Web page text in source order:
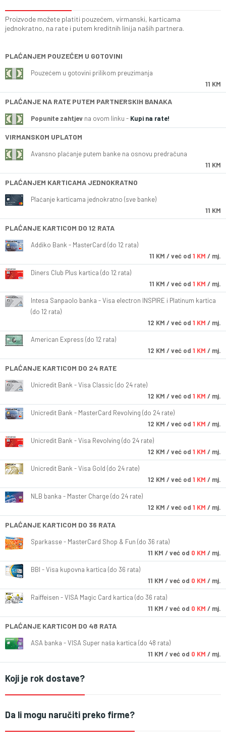
Proizvode možete platiti pouzećem, virmanski, karticama
jednokratno, na rate i putem kreditnih linija naših partnera.
PLAĆANJEM POUZEĆEM U GOTOVINI
Pouzećem u gotovini prilikom preuzimanja
11 KM
PLAĆANJE NA RATE PUTEM PARTNERSKIH BANAKA
Popunite zahtjev na ovom linku - Kupi na rate!
VIRMANSKOM UPLATOM
Avansno plaćanje putem banke na osnovu predračuna
11 KM
PLAĆANJEM KARTICAMA JEDNOKRATNO
Plaćanje karticama jednokratno (sve banke)
11 KM
PLAĆANJE KARTICOM DO 12 RATA
Addiko Bank - MasterCard (do 12 rata)
11 KM / već od 1 KM / mj.
Diners Club Plus kartica (do 12 rata)
11 KM / već od 1 KM / mj.
Intesa Sanpaolo banka - Visa electron INSPIRE i Platinum kartica
(do 12 rata)
12 KM / već od 1 KM / mj.
American Express (do 12 rata)
12 KM / već od 1 KM / mj.
PLAĆANJE KARTICOM DO 24 RATE
Unicredit Bank - Visa Classic (do 24 rate)
12 KM / već od 1 KM / mj.
Unicredit Bank - MasterCard Revolving (do 24 rate)
12 KM / već od 1 KM / mj.
Unicredit Bank - Visa Revolving (do 24 rate)
12 KM / već od 1 KM / mj.
Unicredit Bank - Visa Gold (do 24 rate)
12 KM / već od 1 KM / mj.
NLB banka - Master Charge (do 24 rate)
12 KM / već od 1 KM / mj.
PLAĆANJE KARTICOM DO 36 RATA
Sparkasse - MasterCard Shop & Fun (do 36 rata)
11 KM / već od 0 KM / mj.
BBI - Visa kupovna kartica (do 36 rata)
11 KM / već od 0 KM / mj.
Raiffeisen - VISA Magic Card kartica (do 36 rata)
11 KM / već od 0 KM / mj.
PLAĆANJE KARTICOM DO 48 RATA
ASA banka - VISA Super naša kartica (do 48 rata)
11 KM / već od 0 KM / mj.
Koji je rok dostave?
Da li mogu naručiti preko firme?